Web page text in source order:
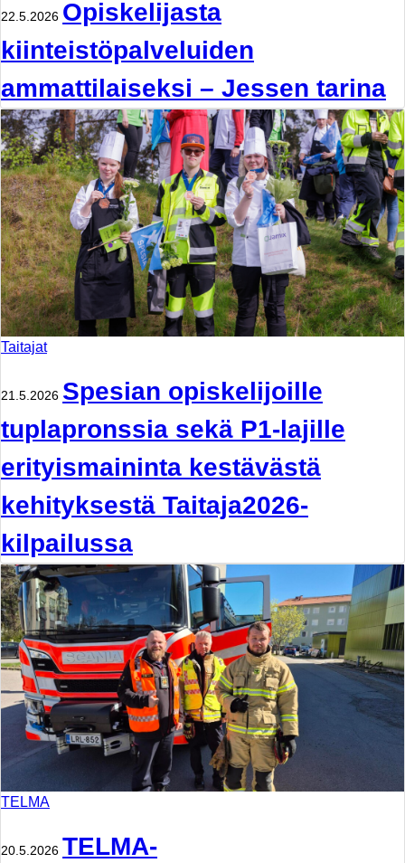
22.5.2026 Opiskelijasta
kiinteistöpalveluiden
ammattilaiseksi – Jessen tarina
Taitajat
21.5.2026 Spesian opiskelijoille
tuplapronssia sekä P1-lajille
erityismaininta kestävästä
kehityksestä Taitaja2026-
kilpailussa
TELMA
20.5.2026 TELMA-